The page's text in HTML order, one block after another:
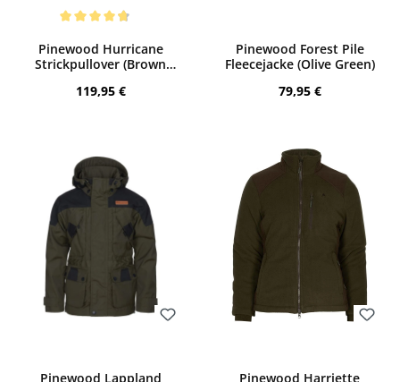
Pinewood Hurricane
Strickpullover (Brown
Regulärer Preis:
119,95 €
Pinewood Forest Pile
Fleecejacke (Olive Green)
Regulärer Preis:
79,95 €
Pinewood Lappland
Pinewood Harriette